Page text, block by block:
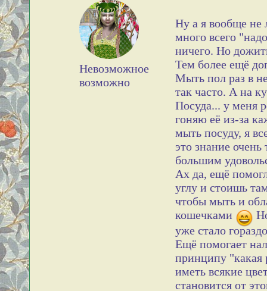
Невозможное
возможно
Ну а я вообще не
много всего
ничего. Но
Тем более ещё
Мыть пол раз в
так часто. А на
Посуда... у меня
гоняю её из-за
мыть посуду, я
это знание
большим
Ах да, ещё
углу и стоишь
чтобы мыть и
кошечками
уже стало
Ещё помогает
принципу "какая
иметь всякие
становится от